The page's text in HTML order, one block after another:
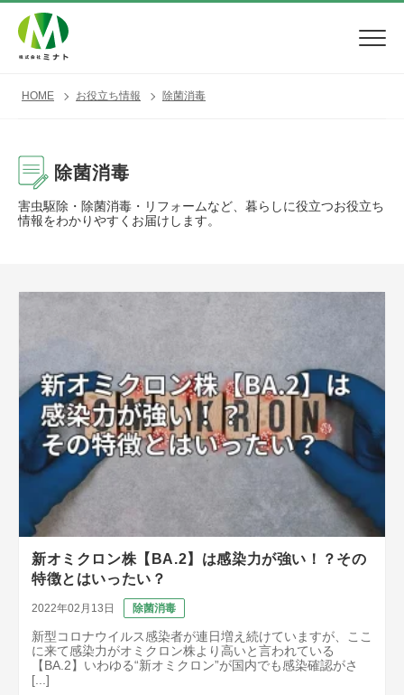
HOME お役立ち情報 除菌消毒
除菌消毒
害虫駆除・除菌消毒・リフォームなど、暮らしに役立つお役立ち
情報をわかりやすくお届けします。
新オミクロン株【BA.2】は感染力が強い！？その
特徴とはいったい？
2022年02月13日 除菌消毒
新型コロナウイルス感染者が連日増え続けていますが、ここ
に来て感染力がオミクロン株より高いと言われている
【BA.2】いわゆる“新オミクロン”が国内でも感染確認がさ
[...]